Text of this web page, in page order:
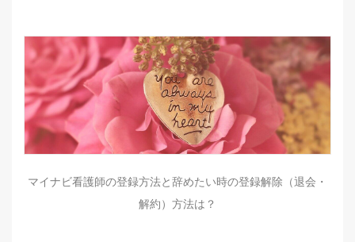
マイナビ看護師の登録方法と辞めたい時の登録解除（退会・
解約）方法は？